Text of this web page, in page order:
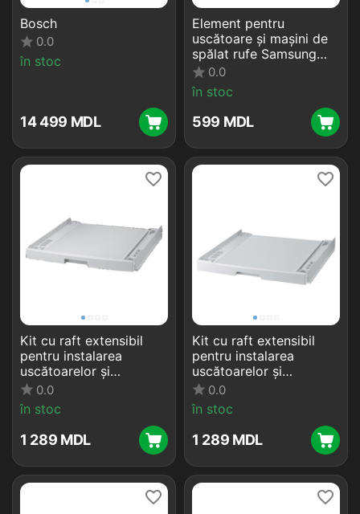
Bosch
0.0
în stoc
14 499 MDL
Element pentru
uscătoare și mașini de
spălat rufe Samsung
SKK-SSV, Negru
0.0
în stoc
‍599‍ MDL
Kit cu raft extensibil
pentru instalarea
uscătoarelor și
mașinilor de spălat
Samsung SKK-DD, Alb
0.0
în stoc
1 289 MDL
Kit cu raft extensibil
pentru instalarea
uscătoarelor și
mașinilor de spălat
Samsung SKK-UDW, Alb
0.0
în stoc
1 289 MDL